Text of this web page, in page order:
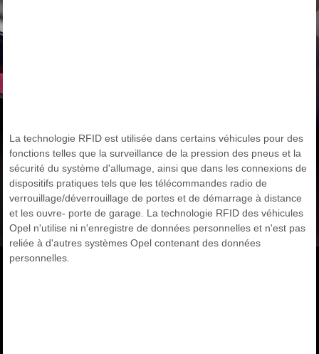
La technologie RFID est utilisée dans certains véhicules pour des
fonctions telles que la surveillance de la pression des pneus et la
sécurité du système d'allumage, ainsi que dans les connexions de
dispositifs pratiques tels que les télécommandes radio de
verrouillage/déverrouillage de portes et de démarrage à distance
et les ouvre- porte de garage. La technologie RFID des véhicules
Opel n'utilise ni n'enregistre de données personnelles et n'est pas
reliée à d'autres systèmes Opel contenant des données
personnelles.